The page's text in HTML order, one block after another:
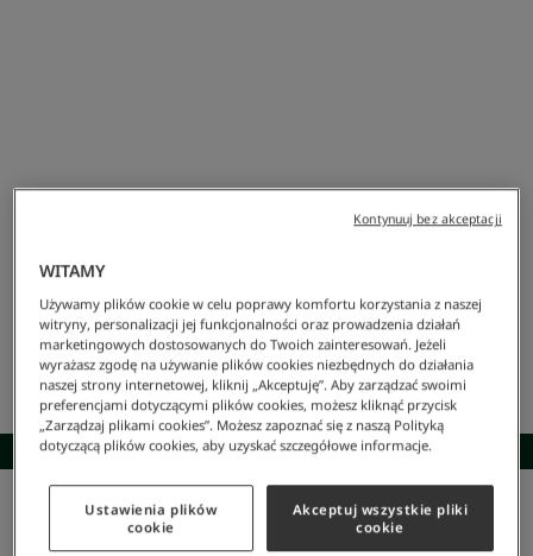
SKOMPLETUJ STYLIZACJĘ
Kobieta/Odzież/Spodnie Dresowe Spodnie Dresowe Jogger Z Haftem
Spodnie Dresowe Jogger Z Haftem
WITAMY
Używamy plików cookie w celu poprawy komfortu korzystania z naszej
witryny, personalizacji jej funkcjonalności oraz prowadzenia działań
marketingowych dostosowanych do Twoich zainteresowań. Jeżeli
wyrażasz zgodę na używanie plików cookies niezbędnych do działania
naszej strony internetowej, kliknij „Akceptuję”. Aby zarządzać swoimi
preferencjami dotyczącymi plików cookies, możesz kliknąć przycisk
„Zarządzaj plikami cookies”. Możesz zapoznać się z naszą Polityką
dotyczącą plików cookies, aby uzyskać szczegółowe informacje.
Ustawienia plików
cookie
Akceptuj wszystkie pliki
cookie
Kontynuuj bez akceptacji